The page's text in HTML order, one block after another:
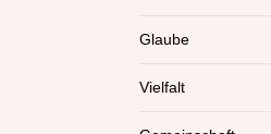
Glaube
Vielfalt